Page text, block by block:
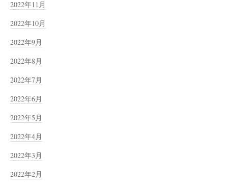
2022年11月
2022年10月
2022年9月
2022年8月
2022年7月
2022年6月
2022年5月
2022年4月
2022年3月
2022年2月